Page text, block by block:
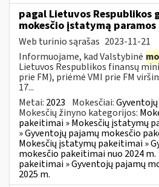
pagal Lietuvos Respublikos
mokesčio įstatymą paramos
Web turinio sąrašas 2023-11-21
Informuojame, kad Valstybinė
Lietuvos Respublikos finansų
prie FM), priėmė VMI prie FM
17...
Metai: 2023 Mokesčiai:
Mokesčių žinyno kategorijos:
pakeitimai » Mokesčių įstatymų
» Gyventojų pajamų mokesčio
Mokesčių įstatymų pakeitimai »
mokesčio pakeitimai nuo 2024 m.
pakeitimai » Gyventojų pajamų
2025 m.